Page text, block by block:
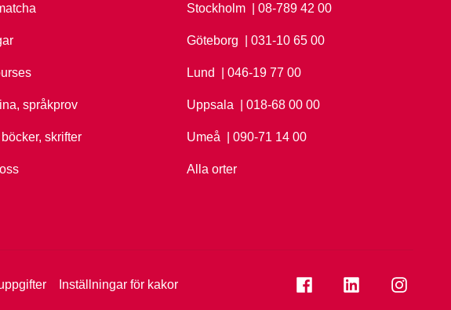
språkprov
skrifter
Stockholm Ring Stockholm på
| 08-789 42 00
Göteborg Ring Göteborg på
| 031-10 65 00
Lund Ring Lund på
| 046-19 77 00
Uppsala Ring Uppsala på
| 018-68 00 00
Umeå Ring Umeå på
| 090-71 14 00
Alla orter
Inställningar för kakor Se folkuniversitetet på
Se